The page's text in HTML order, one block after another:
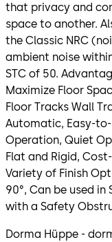
that privacy and
space to another.
the Classic NRC
ambient noise
STC of 50.
Maximize Floor
Floor Tracks Wall
Automatic, Easy-to-
Operation, Quiet
Flat and Rigid,
Variety of Finish
90°, Can be used in
with a Safety
Dorma Hüppe -